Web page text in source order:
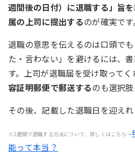
週間後の日付）に退職する」旨
属の上司に提出するのが確実です
退職の意思を伝えるのは口頭で
た・言わない」を避けるには、
す。上司が退職届を受け取ってく
容証明郵便で郵送するのも選択肢
その後、記載した退職日を迎えれ
※2週間で退職する方法について、詳しくはこちら→
能って本当？